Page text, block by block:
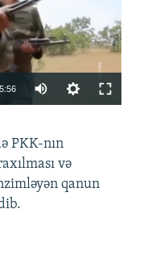
480p
available
5:56
360p
480p
PKK-nın
və
qanun